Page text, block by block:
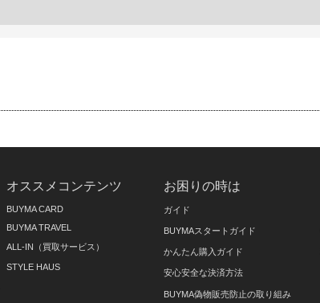
オススメコンテンツ
BUYMA CARD
BUYMA TRAVEL
ALL-IN（買取サービス）
STYLE HAUS
お困りの時は
ガイド
BUYMAスタートガイド
かんたん購入ガイド
安心安全な決済方法
BUYMA偽物販売防止の取り組み